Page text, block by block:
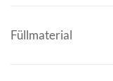
Füllmaterial